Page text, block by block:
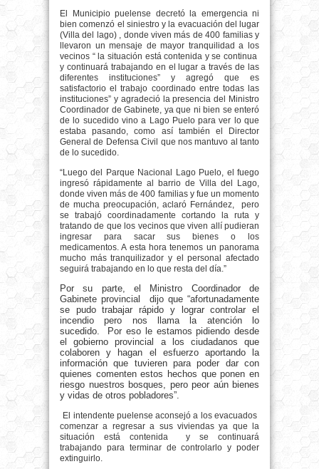
El Municipio puelense decretó la emergencia ni
bien comenzó el siniestro y la evacuación del lugar
(Villa del lago) , donde viven más de 400 familias y
llevaron un mensaje de mayor tranquilidad a los
vecinos “ la situación está contenida y se continua
y continuará trabajando en el lugar a través de las
diferentes instituciones” y agregó que es
satisfactorio el trabajo coordinado entre todas las
instituciones” y agradeció la presencia del Ministro
Coordinador de Gabinete, ya que ni bien se enteró
de lo sucedido vino a Lago Puelo para ver lo que
estaba pasando, como así también el Director
General de Defensa Civil que nos mantuvo al tanto
de lo sucedido.
“Luego del Parque Nacional Lago Puelo, el fuego
ingresó rápidamente al barrio de Villa del Lago,
donde viven más de 400 familias y fue un momento
de mucha preocupación, aclaró Fernández,
pero
se trabajó coordinadamente cortando la ruta y
tratando de que los vecinos que viven allí pudieran
ingresar para sacar sus bienes o los
medicamentos. A esta hora tenemos un panorama
mucho más tranquilizador y el personal afectado
seguirá trabajando en lo que resta del día.”
Por su parte, el Ministro Coordinador de
Gabinete provincial dijo que “afortunadamente
se pudo trabajar rápido y lograr controlar el
incendio pero nos llama la atención lo
sucedido. Por eso le estamos pidiendo desde
el gobierno provincial a los ciudadanos que
colaboren y hagan el esfuerzo aportando la
información que tuvieren para poder dar con
quienes comenten estos hechos que ponen en
riesgo nuestros bosques, pero peor aún bienes
y vidas de otros pobladores”.
El intendente puelense aconsejó a los evacuados
comenzar a regresar a sus viviendas ya que la
situación está contenida
y se continuará
trabajando para terminar de controlarlo y poder
extinguirlo.